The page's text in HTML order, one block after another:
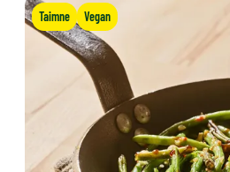
Taimne Vegan